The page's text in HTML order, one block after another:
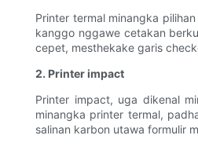
Printer termal minangka
kanggo nggawe cetakan
cepet, mesthekake garis
2. Printer impact
Printer impact, uga dikenal
minangka printer termal,
salinan karbon utawa formulir